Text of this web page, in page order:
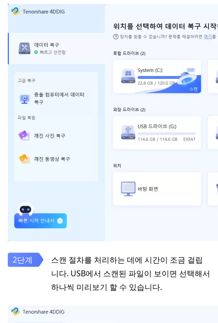
스캔 절차를 처리하는 데에 시간이 조금 걸립
니다. USB에서 스캔된 파일이 보이면 선택해서
하나씩 미리보기 할 수 있습니다.